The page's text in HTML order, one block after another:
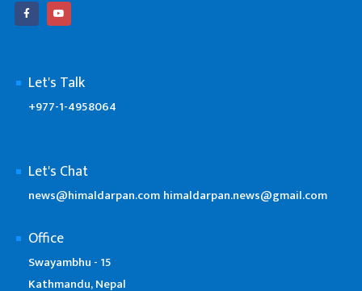
Let's Talk
+977-1-4958064
Let's Chat
news@himaldarpan.com himaldarpan.news@gmail.com
Office
Swayambhu - 15
Kathmandu, Nepal